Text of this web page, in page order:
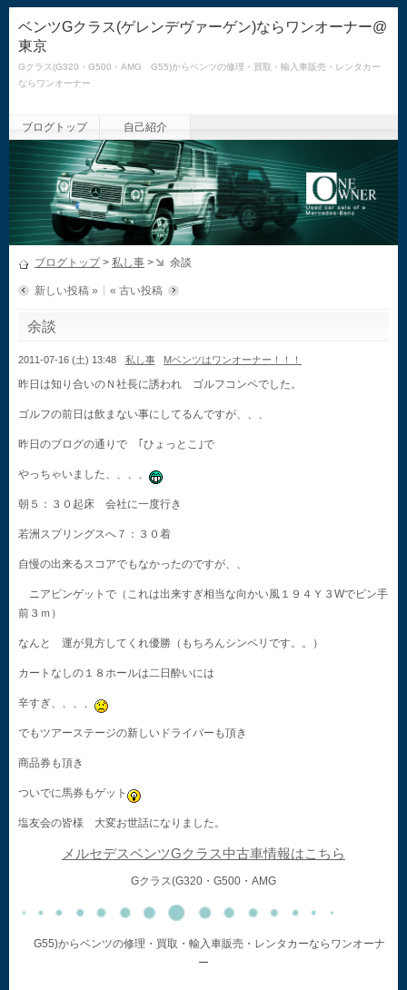
ベンツGクラス(ゲレンデヴァーゲン)ならワンオーナー@
東京
Gクラス(G320・G500・AMG G55)からベンツの修理・買取・輸入車販売・レンタカー
ならワンオーナー
ブログトップ 自己紹介
ブログトップ> 私し事 > 余談
新しい投稿 » « 古い投稿
余談
2011-07-16 (土) 13:48 私し事 Mベンツはワンオーナー！！！
昨日は知り合いのＮ社長に誘われ ゴルフコンペでした。
ゴルフの前日は飲まない事にしてるんですが、、、
昨日のブログの通りで ｢ひょっとこ｣で
やっちゃいました、、、、
朝５：３０起床 会社に一度行き
若洲スプリングスへ７：３０着
自慢の出来るスコアでもなかったのですが、、
ニアピンゲットで（これは出来すぎ相当な向かい風１９４Ｙ３Wでピン手
前３ｍ）
なんと 運が見方してくれ優勝（もちろんシンペリです。。）
カートなしの１８ホールは二日酔いには
辛すぎ、、、、
でもツアーステージの新しいドライバーも頂き
商品券も頂き
ついでに馬券もゲット
塩友会の皆様 大変お世話になりました。
メルセデスベンツGクラス中古車情報はこちら
Gクラス(G320・G500・AMG
G55)からベンツの修理・買取・輸入車販売・レンタカーならワンオーナ
ー